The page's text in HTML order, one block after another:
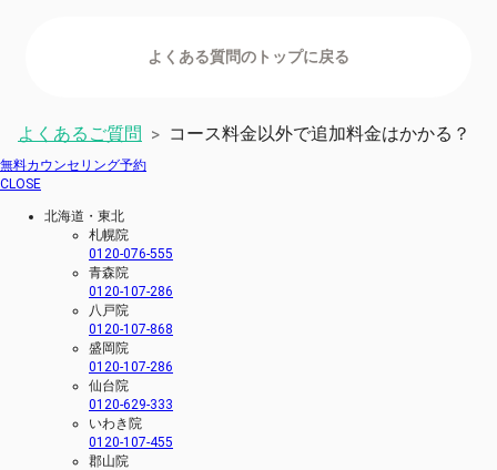
よくあるご質問 > コース料金以外で追加料金はかかる？
無料カウンセリング予約
CLOSE
北海道・東北
札幌院
0120-076-555
青森院
0120-107-286
八戸院
0120-107-868
盛岡院
0120-107-286
仙台院
0120-629-333
いわき院
0120-107-455
郡山院